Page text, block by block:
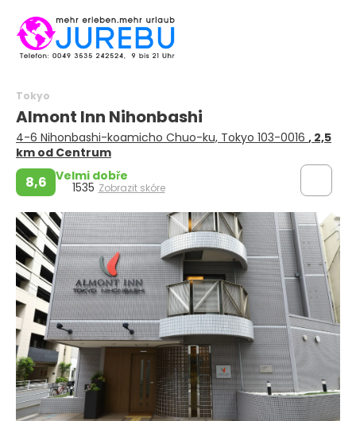
Tokyo
Almont Inn Nihonbashi
4-6 Nihonbashi-koamicho Chuo-ku, Tokyo 103-0016 , 2,5
km od Centrum
8,6 Velmi dobře
1535 Zobrazit skóre